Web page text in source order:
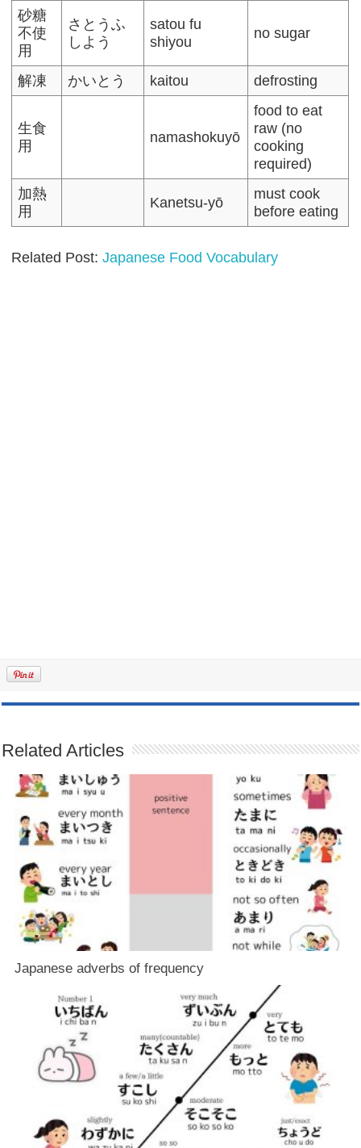
砂糖
不使
用
さとうふ
しよう
satou fu
shiyou
no sugar
解凍 かいとう kaitou defrosting
生食
用
namashokuyō
food to eat
raw (no
cooking
required)
加熱
用
Kanetsu-yō
must cook
before eating
Related Post:Japanese Food Vocabulary
Related Articles
Japanese adverbs of frequency